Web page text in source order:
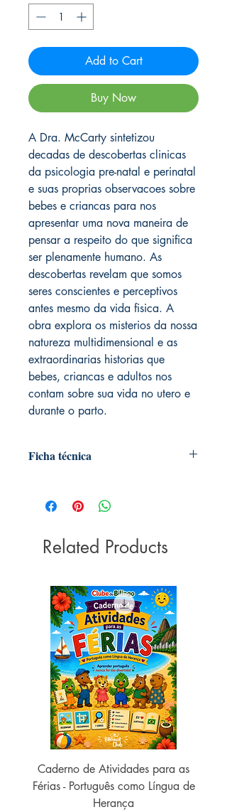
Add to Cart
Buy Now
A Dra. McCarty sintetizou
decadas de descobertas clinicas
da psicologia pre-natal e perinatal
e suas proprias observacoes sobre
bebes e criancas para nos
apresentar uma nova maneira de
pensar a respeito do que significa
ser plenamente humano. As
descobertas revelam que somos
seres conscientes e perceptivos
antes mesmo da vida fisica. A
obra explora os misterios da nossa
natureza multidimensional e as
extraordinarias historias que
bebes, criancas e adultos nos
contam sobre sua vida no utero e
durante o parto.
Ficha técnica
Páginas: 256 páginas
Formato:
20.8 x 14 x 1.2 cm
Lançamento: 2013
ISBN:978-8531612350
Related Products
Caderno de Atividades para as
Férias - Português como Língua de
Herança